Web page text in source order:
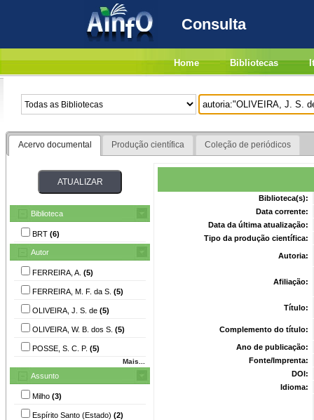
Consulta
Home Bibliotecas
Acervo documental Produção científica Coleção de periódicos
Biblioteca
BRT (6)
Autor
FERREIRA, A. (5)
FERREIRA, M. F. da S. (5)
OLIVEIRA, J. S. de (5)
OLIVEIRA, W. B. dos S. (5)
POSSE, S. C. P. (5)
Mais...
Assunto
Milho (3)
Espírito Santo (Estado) (2)
Biblioteca(s):
Data corrente:
Data da última atualização:
Tipo da produção científica:
Autoria:
Afiliação:
Título:
Complemento do título:
Ano de publicação:
Fonte/Imprenta:
DOI:
Idioma: